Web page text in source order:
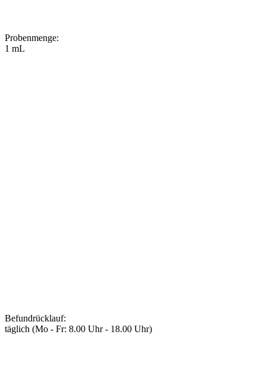
Probenmenge:
1 mL
Befundrücklauf:
täglich (Mo - Fr: 8.00 Uhr - 18.00 Uhr)